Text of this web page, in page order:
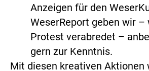
Anzeigen für den
WeserReport geben wir –
Protest verabredet –
gern zur Kenntnis.
Mit diesen kreativen Aktionen